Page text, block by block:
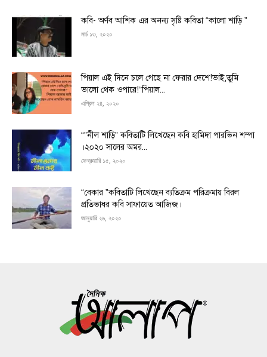
কবি- অর্ণব আশিক এর অনন্য সৃষ্টি কবিতা “কালো শাড়ি ”
মার্চ ১৩, ২০২০
পিয়াল এই দিনে চলে গেছে না ফেরার দেশে!ভাই,তুমি
ভালো থেক ওপারে!“পিয়াল...
এপ্রিল ২৪, ২০২০
“”নীল শাড়ি” কবিতাটি লিখেছেন কবি হামিদা পারভিন শম্পা
।২০২০ সালের অমর...
ফেব্রুয়ারি ১৫, ২০২০
“বেকার ”কবিতাটি লিখেছেন ব্যতিক্রম পরিক্রমায় বিরল
প্রতিভাধর কবি সাফায়েত আজিজ।
জানুয়ারি ২৬, ২০২০